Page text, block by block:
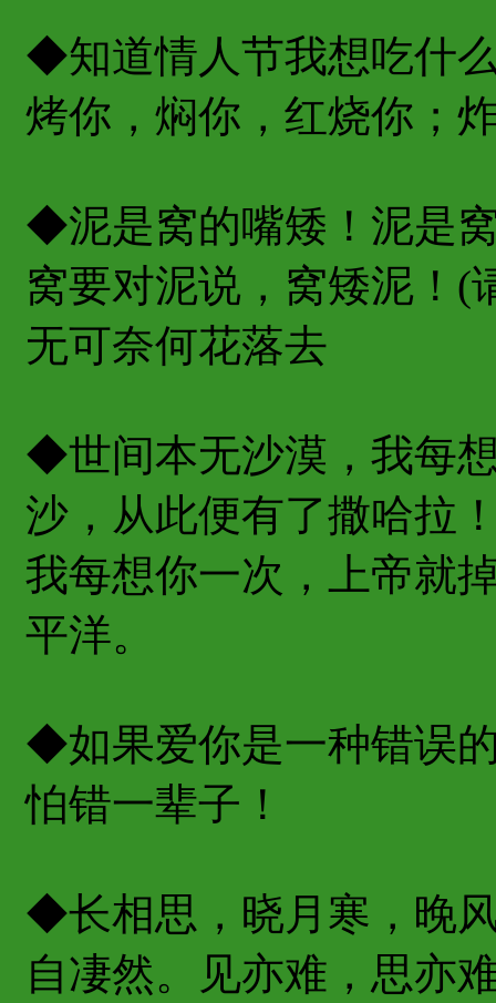
◆知道情人节我想吃什
烤你，焖你，红烧你；
◆泥是窝的嘴矮！泥是
窝要对泥说，窝矮泥！
无可奈何花落去
◆世间本无沙漠，我每
沙，从此便有了撒哈拉
我每想你一次，上帝就
平洋。
◆如果爱你是一种错误
怕错一辈子！
◆长相思，晓月寒，晚
自凄然。见亦难，思亦